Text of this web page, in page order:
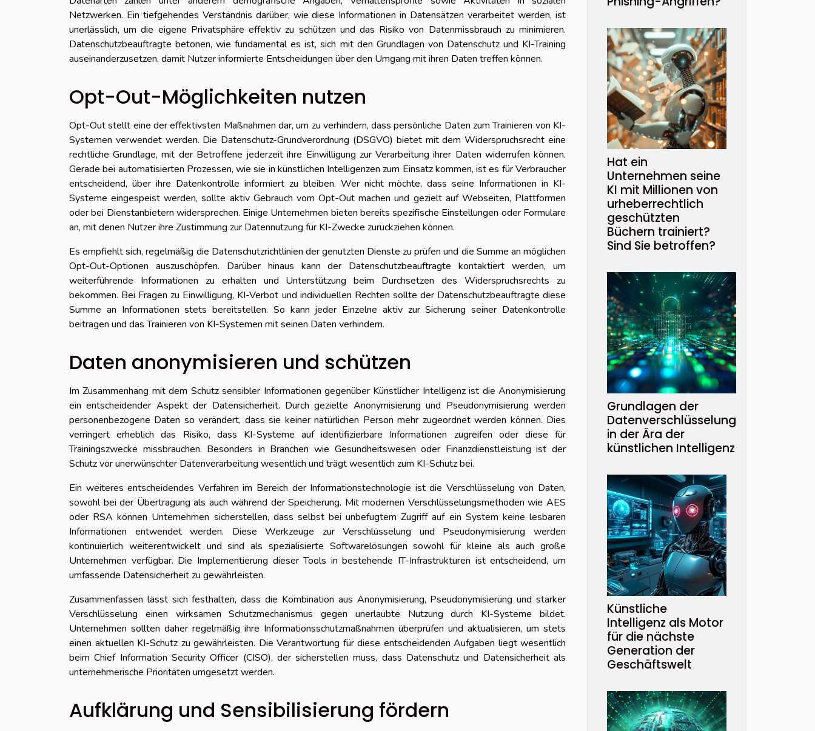
Netzwerken. Ein tiefgehendes Verständnis darüber, wie diese Informationen in Datensätzen verarbeitet werden, ist
unerlässlich, um die eigene Privatsphäre effektiv zu schützen und das Risiko von Datenmissbrauch zu minimieren.
Datenschutzbeauftragte betonen, wie fundamental es ist, sich mit den Grundlagen von Datenschutz und KI-Training
auseinanderzusetzen, damit Nutzer informierte Entscheidungen über den Umgang mit ihren Daten treffen können.
Opt-Out-Möglichkeiten nutzen
Opt-Out stellt eine der effektivsten Maßnahmen dar, um zu verhindern, dass persönliche Daten zum Trainieren von KI-
Systemen verwendet werden. Die Datenschutz-Grundverordnung (DSGVO) bietet mit dem Widerspruchsrecht eine
rechtliche Grundlage, mit der Betroffene jederzeit ihre Einwilligung zur Verarbeitung ihrer Daten widerrufen können.
Gerade bei automatisierten Prozessen, wie sie in künstlichen Intelligenzen zum Einsatz kommen, ist es für Verbraucher
entscheidend, über ihre Datenkontrolle informiert zu bleiben. Wer nicht möchte, dass seine Informationen in KI-
Systeme eingespeist werden, sollte aktiv Gebrauch vom Opt-Out machen und gezielt auf Webseiten, Plattformen
oder bei Dienstanbietern widersprechen. Einige Unternehmen bieten bereits spezifische Einstellungen oder Formulare
an, mit denen Nutzer ihre Zustimmung zur Datennutzung für KI-Zwecke zurückziehen können.
Es empfiehlt sich, regelmäßig die Datenschutzrichtlinien der genutzten Dienste zu prüfen und die Summe an möglichen
Opt-Out-Optionen auszuschöpfen. Darüber hinaus kann der Datenschutzbeauftragte kontaktiert werden, um
weiterführende Informationen zu erhalten und Unterstützung beim Durchsetzen des Widerspruchsrechts zu
bekommen. Bei Fragen zu Einwilligung, KI-Verbot und individuellen Rechten sollte der Datenschutzbeauftragte diese
Summe an Informationen stets bereitstellen. So kann jeder Einzelne aktiv zur Sicherung seiner Datenkontrolle
beitragen und das Trainieren von KI-Systemen mit seinen Daten verhindern.
Daten anonymisieren und schützen
Im Zusammenhang mit dem Schutz sensibler Informationen gegenüber Künstlicher Intelligenz ist die Anonymisierung
ein entscheidender Aspekt der Datensicherheit. Durch gezielte Anonymisierung und Pseudonymisierung werden
personenbezogene Daten so verändert, dass sie keiner natürlichen Person mehr zugeordnet werden können. Dies
verringert erheblich das Risiko, dass KI-Systeme auf identifizierbare Informationen zugreifen oder diese für
Trainingszwecke missbrauchen. Besonders in Branchen wie Gesundheitswesen oder Finanzdienstleistung ist der
Schutz vor unerwünschter Datenverarbeitung wesentlich und trägt wesentlich zum KI-Schutz bei.
Ein weiteres entscheidendes Verfahren im Bereich der Informationstechnologie ist die Verschlüsselung von Daten,
sowohl bei der Übertragung als auch während der Speicherung. Mit modernen Verschlüsselungsmethoden wie AES
oder RSA können Unternehmen sicherstellen, dass selbst bei unbefugtem Zugriff auf ein System keine lesbaren
Informationen entwendet werden. Diese Werkzeuge zur Verschlüsselung und Pseudonymisierung werden
kontinuierlich weiterentwickelt und sind als spezialisierte Softwarelösungen sowohl für kleine als auch große
Unternehmen verfügbar. Die Implementierung dieser Tools in bestehende IT-Infrastrukturen ist entscheidend, um
umfassende Datensicherheit zu gewährleisten.
Zusammenfassen lässt sich festhalten, dass die Kombination aus Anonymisierung, Pseudonymisierung und starker
Verschlüsselung einen wirksamen Schutzmechanismus gegen unerlaubte Nutzung durch KI-Systeme bildet.
Unternehmen sollten daher regelmäßig ihre Informationsschutzmaßnahmen überprüfen und aktualisieren, um stets
einen aktuellen KI-Schutz zu gewährleisten. Die Verantwortung für diese entscheidenden Aufgaben liegt wesentlich
beim Chief Information Security Officer (CISO), der sicherstellen muss, dass Datenschutz und Datensicherheit als
unternehmerische Prioritäten umgesetzt werden.
Aufklärung und Sensibilisierung fördern
Hat ein
Unternehmen seine
KI mit Millionen von
urheberrechtlich
geschützten
Büchern trainiert?
Sind Sie betroffen?
Grundlagen der
Datenverschlüsselung
in der Ära der
künstlichen Intelligenz
Künstliche
Intelligenz als Motor
für die nächste
Generation der
Geschäftswelt